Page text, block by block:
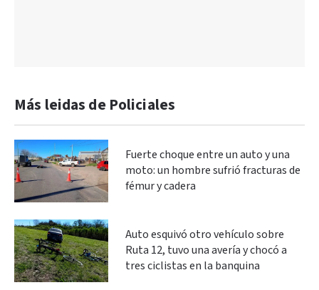
Más leidas de Policiales
Fuerte choque entre un auto y una
moto: un hombre sufrió fracturas de
fémur y cadera
Auto esquivó otro vehículo sobre
Ruta 12, tuvo una avería y chocó a
tres ciclistas en la banquina